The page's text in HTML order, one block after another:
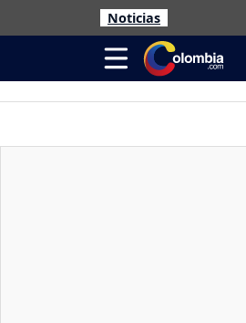
Noticias